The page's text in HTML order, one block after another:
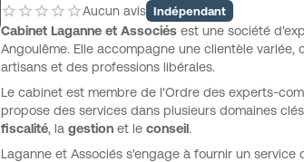
Aucun avis Indépendant
Cabinet Laganne et Associés est une société
Angoulême. Elle accompagne une clientèle
artisans et des professions libérales.
Le cabinet est membre de l'Ordre des experts-
propose des services dans plusieurs domaines
fiscalité, la gestion et le conseil.
Laganne et Associés s'engage à fournir un